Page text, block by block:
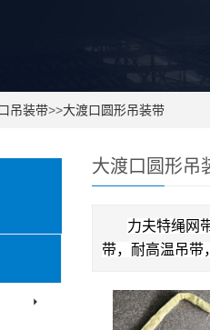
吊装带>>大渡口圆形吊装带
大渡口圆形吊
力夫特绳网
带，耐高温吊带